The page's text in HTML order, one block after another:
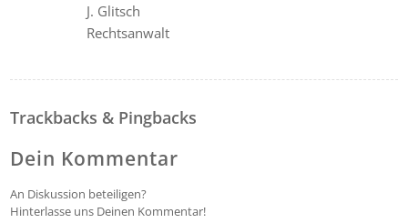
J. Glitsch
Rechtsanwalt
Trackbacks & Pingbacks
Dein Kommentar
An Diskussion beteiligen?
Hinterlasse uns Deinen Kommentar!